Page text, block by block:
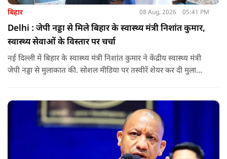
बिहार 08 Aug, 2026 05:41 PM
Delhi : जेपी नड्डा से मिले बिहार के स्वास्थ्य मंत्री निशांत कुमार,
स्वास्थ्य सेवाओं के विस्तार पर चर्चा
नई दिल्ली में बिहार के स्वास्थ्य मंत्री निशांत कुमार ने केंद्रीय स्वास्थ्य मंत्री
जेपी नड्डा से मुलाकात की. सोशल मीडिया पर तस्वीरें शेयर कर दी मुलाकात